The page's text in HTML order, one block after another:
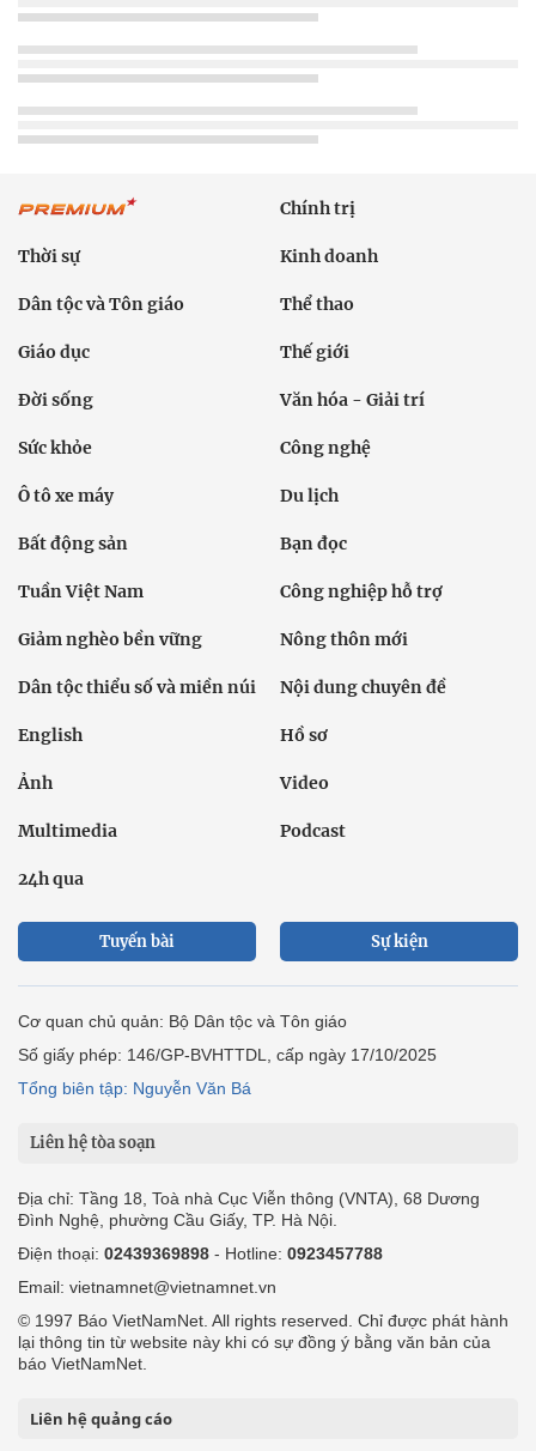
Chính trị
Thời sự Kinh doanh
Dân tộc và Tôn giáo Thể thao
Giáo dục Thế giới
Đời sống Văn hóa - Giải trí
Sức khỏe Công nghệ
Ô tô xe máy Du lịch
Bất động sản Bạn đọc
Tuần Việt Nam Công nghiệp hỗ trợ
Giảm nghèo bền vững Nông thôn mới
Dân tộc thiểu số và miền núi Nội dung chuyên đề
English Hồ sơ
Ảnh Video
Multimedia Podcast
24h qua
Tuyến bài Sự kiện
Cơ quan chủ quản: Bộ Dân tộc và Tôn giáo
Số giấy phép: 146/GP-BVHTTDL, cấp ngày 17/10/2025
Tổng biên tập: Nguyễn Văn Bá
Liên hệ tòa soạn
Địa chỉ: Tầng 18, Toà nhà Cục Viễn thông (VNTA), 68 Dương
Đình Nghệ, phường Cầu Giấy, TP. Hà Nội.
Điện thoại: 02439369898 - Hotline: 0923457788
Email: vietnamnet@vietnamnet.vn
© 1997 Báo VietNamNet. All rights reserved. Chỉ được phát hành
lại thông tin từ website này khi có sự đồng ý bằng văn bản của
báo VietNamNet.
Liên hệ quảng cáo